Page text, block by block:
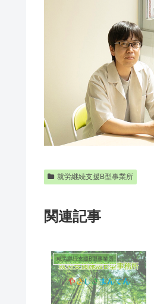
就労継続支援B型事業所
関連記事
就労継続支援B型事業所